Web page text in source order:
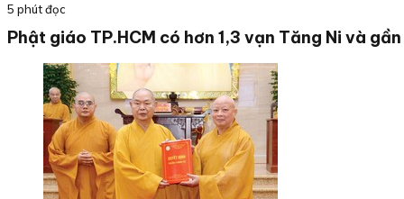
5 phút đọc
Phật giáo TP.HCM có hơn 1,3 vạn Tăng Ni và